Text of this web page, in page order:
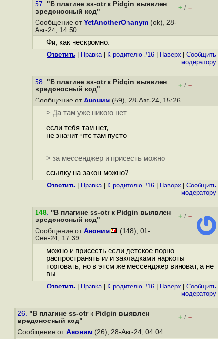
57. "В плагине ss-otr к Pidgin выявлен
вредоносный код"
+ / –
Сообщение от YetAnotherOnanym (ok), 28-
Авг-24, 14:50
Фи, как нескромно.
Ответить Правка| К родителю #16 Наверх
Cообщить
модератору
58. "В плагине ss-otr к Pidgin выявлен
вредоносный код"
+ / –
Сообщение от Аноним (59), 28-Авг-24, 15:26
> Да там уже никого нет
если тебя там нет,
не значит что там пусто
> за мессенджер и присесть можно
ссылку на закон можно?
Ответить Правка| К родителю #16 Наверх
Cообщить
модератору
148. "В плагине ss-otr к Pidgin выявлен
вредоносный код"
+ / –
Сообщение от Аноним
(148), 01-
Сен-24, 17:39
можно и присесть если детское порно
распространять или закладками наркоты
торговать, но в этом же мессенджер виноват, а не
вы
Ответить Правка| К родителю #16 Наверх
Cообщить
модератору
26. "В плагине ss-otr к Pidgin выявлен
вредоносный код"
+ / –
Сообщение от Аноним (26), 28-Авг-24, 04:04